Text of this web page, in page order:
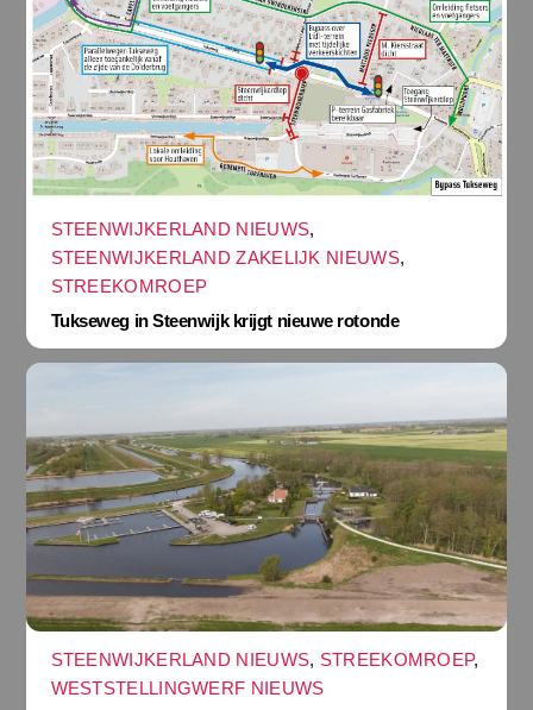
STEENWIJKERLAND NIEUWS,
STEENWIJKERLAND ZAKELIJK NIEUWS,
STREEKOMROEP
Tukseweg in Steenwijk krijgt nieuwe rotonde
STEENWIJKERLAND NIEUWS, STREEKOMROEP,
WESTSTELLINGWERF NIEUWS